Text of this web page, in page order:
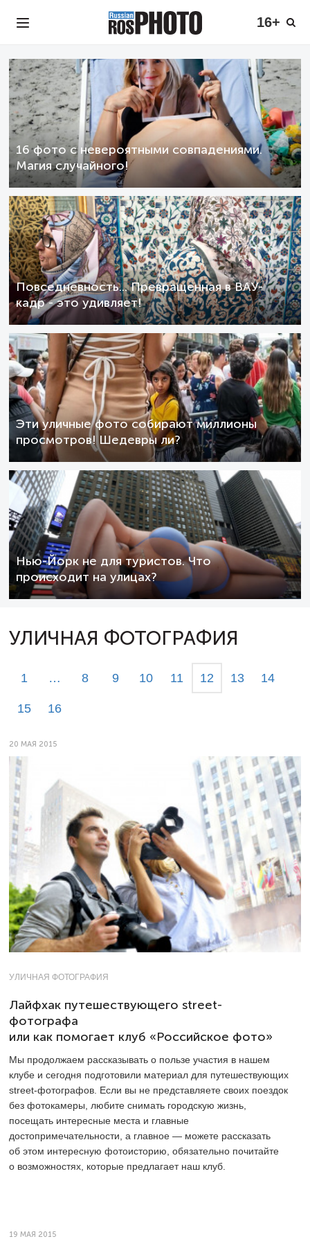
16+
16 фото с невероятными совпадениями.
Магия случайного!
Повседневность... Превращенная в ВАУ-
кадр - это удивляет!
Эти уличные фото собирают миллионы
просмотров! Шедевры ли?
Нью-Йорк не для туристов. Что
происходит на улицах?
УЛИЧНАЯ ФОТОГРАФИЯ
1 … 8 9 10 11 12 13 14
15 16
20 МАЯ 2015
УЛИЧНАЯ ФОТОГРАФИЯ
Лайфхак путешествующего street-
фотографа
или как помогает клуб «Российское фото»
Мы продолжаем рассказывать о пользе участия в нашем
клубе и сегодня подготовили материал для путешествующих
street-фотографов. Если вы не представляете своих поездок
без фотокамеры, любите снимать городскую жизнь,
посещать интересные места и главные
достопримечательности, а главное — можете рассказать
об этом интересную фотоисторию, обязательно почитайте
о возможностях, которые предлагает наш клуб.
19 МАЯ 2015